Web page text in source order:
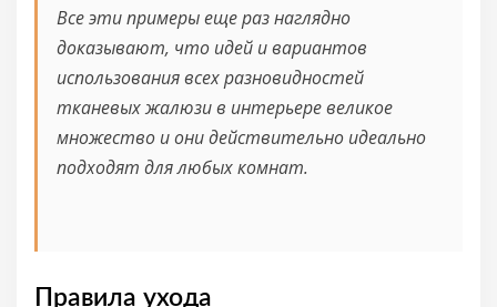
Все эти примеры еще раз наглядно
доказывают, что идей и вариантов
использования всех разновидностей
тканевых жалюзи в интерьере великое
множество и они действительно идеально
подходят для любых комнат.
Правила ухода